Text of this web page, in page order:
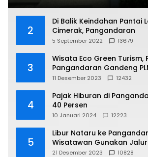
2
Di Balik Keindahan Pantai
Cimerak, Pangandaran
5 September 2022 13679
3
Wisata Eco Green Turism,
Pangandaran Gandeng
11 Desember 2023 12432
4
Pajak Hiburan di
40 Persen
10 Januari 2024 12223
5
Libur Nataru ke
Wisatawan Gunakan
21 Desember 2023 10828